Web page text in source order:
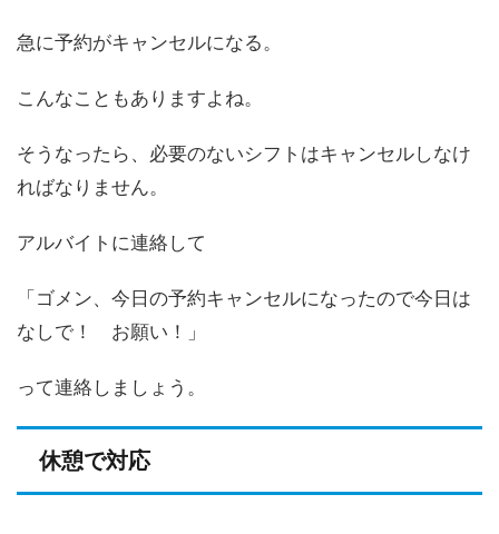
急に予約がキャンセルになる。
こんなこともありますよね。
そうなったら、必要のないシフトはキャンセルしなけ
ればなりません。
アルバイトに連絡して
「ゴメン、今日の予約キャンセルになったので今日は
なしで！ お願い！」
って連絡しましょう。
休憩で対応